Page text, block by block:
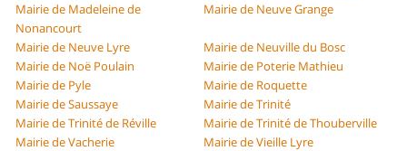
Mairie de Madeleine de
Nonancourt
Mairie de Neuve Grange
Mairie de Neuve Lyre
Mairie de Neuville du Bosc
Mairie de Noë Poulain
Mairie de Poterie Mathieu
Mairie de Pyle
Mairie de Roquette
Mairie de Saussaye
Mairie de Trinité
Mairie de Trinité de Réville
Mairie de Trinité de Thouberville
Mairie de Vacherie
Mairie de Vieille Lyre